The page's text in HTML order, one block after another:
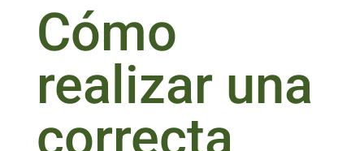
Cómo
realizar una
correcta